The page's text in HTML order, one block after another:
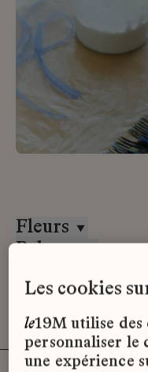
Fleurs
Paloma
les cookies
le19M utilise des
personnaliser le
une expérience